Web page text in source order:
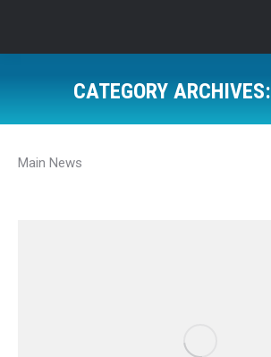
CATEGORY ARCHIVES:
Main News